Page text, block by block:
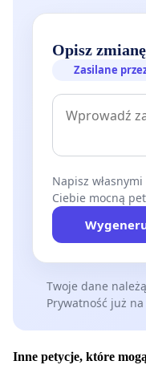
Opisz
Zasilane
Napisz
Ciebie mocną
Twoje dane
Prywatność już
Inne petycje, które